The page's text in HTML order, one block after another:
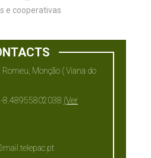
e cooperativas
Monção ( Viana do
8.48955802038 (Ver